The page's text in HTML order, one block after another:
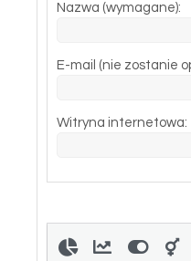
Nazwa (wymagane):
E-mail (nie zostanie
Witryna internetowa: